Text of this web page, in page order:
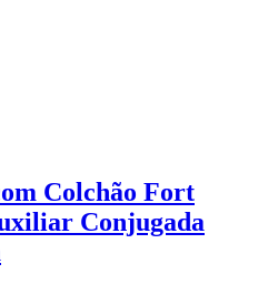
Colchão Fort
Conjugada